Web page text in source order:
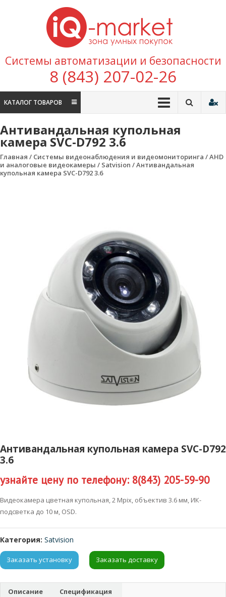
Перейти к содержимому
покупок
Системы автоматизации и безопасности
8 (843) 207-02-26
КАТАЛОГ ТОВАРОВ
Антивандальная купольная
камера SVC-D792 3.6
Главная / Системы видеонаблюдения и видеомониторинга /AHD
и аналоговые видеокамеры / Satvision / Антивандальная
купольная камера SVC-D792 3.6
Антивандальная купольная камера SVC-D792
3.6
узнайте цену по телефону: 8(843) 205-59-90
Видеокамера цветная купольная, 2 Mpix, объектив 3.6 мм, ИК-
подсветка до 10 м, OSD.
Категория: Satvision
Заказать установку Заказать доставку
Описание Спецификация